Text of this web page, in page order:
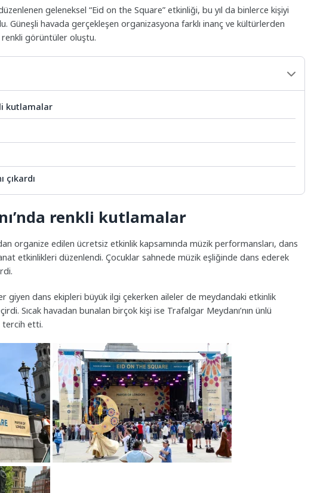
geleneksel “Eid on the Square” etkinliği, bu yıl da binlerce kişiyi
Güneşli havada gerçekleşen organizasyona farklı inanç ve kültürlerden
renkli görüntüler oluştu.
kutlamalar
çıkardı
renkli kutlamalar
organize edilen ücretsiz etkinlik kapsamında müzik performansları, dans
etkinlikleri düzenlendi. Çocuklar sahnede müzik eşliğinde dans ederek
giyen dans ekipleri büyük ilgi çekerken aileler de meydandaki etkinlik
Sıcak havadan bunalan birçok kişi ise Trafalgar Meydanı’nın ünlü
tercih etti.